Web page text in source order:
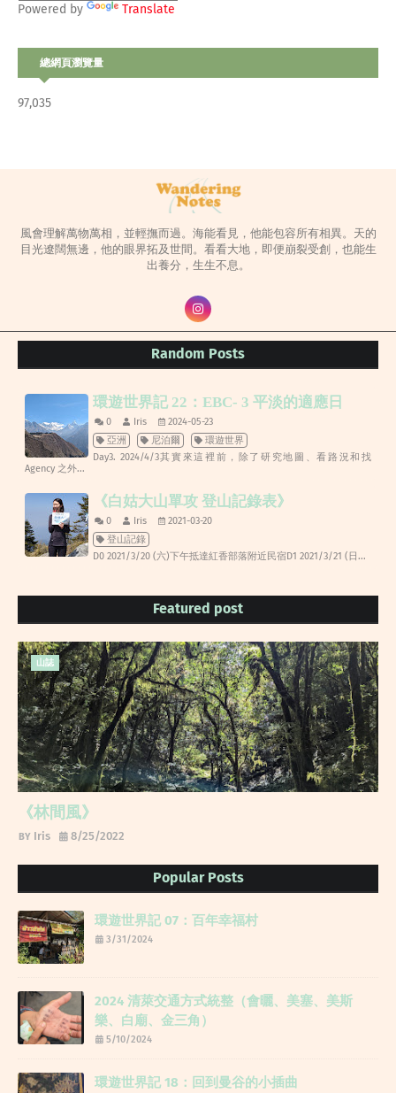
Powered by Translate
總網頁瀏覽量
97,035
風會理解萬物萬相，並輕撫而過。海能看見，他能包容所有相異。天的
目光遼闊無邊，他的眼界拓及世間。看看大地，即便崩裂受創，也能生
出養分，生生不息。
Random Posts
環遊世界記 22：EBC- 3 平淡的適應日
0 Iris
2024-05-23
亞洲
尼泊爾
環遊世界
Day3. 2024/4/3其實來這裡前，除了研究地圖、看路況和找
Agency 之外...
《白姑大山單攻 登山記錄表》
0 Iris
2021-03-20
登山記錄
D0 2021/3/20 (六)下午抵達紅香部落附近民宿D1 2021/3/21 (日...
Featured post
山誌
《林間風》
Iris 8/25/2022
Popular Posts
環遊世界記 07：百年幸福村
3/31/2024
2024 清萊交通方式統整（會曬、美塞、美斯
樂、白廟、金三角）
5/10/2024
環遊世界記 18：回到曼谷的小插曲